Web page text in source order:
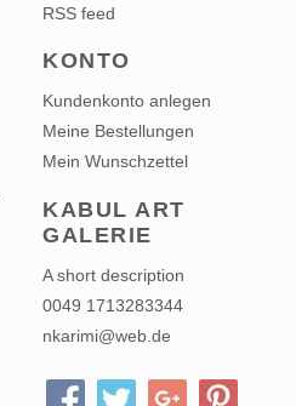
RSS feed
KONTO
Kundenkonto anlegen
Meine Bestellungen
Mein Wunschzettel
KABUL ART
GALERIE
A short description
0049 1713283344
nkarimi@web.de